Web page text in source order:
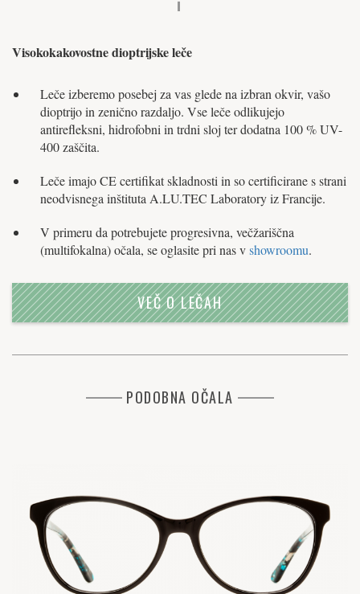
Visokokakovostne dioptrijske leče
Leče izberemo posebej za vas glede na izbran okvir, vašo
dioptrijo in zenično razdaljo. Vse leče odlikujejo
antirefleksni, hidrofobni in trdni sloj ter dodatna 100 % UV-
400 zaščita.
Leče imajo CE certifikat skladnosti in so certificirane s strani
neodvisnega inštituta A.LU.TEC Laboratory iz Francije.
V primeru da potrebujete progresivna, večžariščna
(multifokalna) očala, se oglasite pri nas vshowroomu.
VEČ O LEČAH
PODOBNA OČALA